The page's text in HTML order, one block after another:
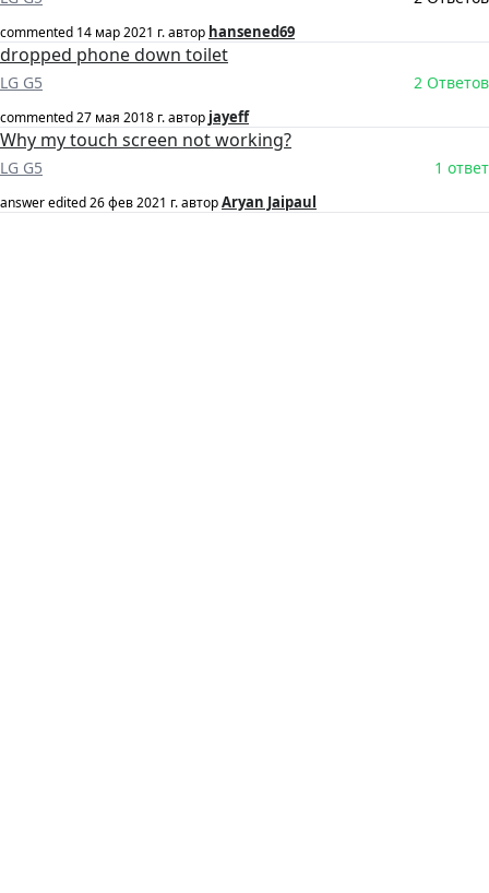
commented 14 мар 2021 г.автор hansened69
dropped phone down toilet
LG G5 2 Ответов
commented27 мая 2018 г.автор jayeff
Why my touch screen not working?
LG G5 1 ответ
answer edited26 фев 2021 г.авторAryan Jaipaul